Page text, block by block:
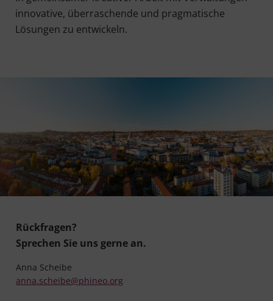
inno­va­ti­ve, über­ra­schen­de und prag­ma­ti­sche
Lösun­gen zu entwickeln.
Rückfragen?
Sprechen Sie uns gerne an.
Anna Scheibe
anna.scheibe@phineo.org